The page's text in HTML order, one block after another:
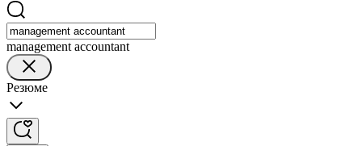
management accountant
Резюме